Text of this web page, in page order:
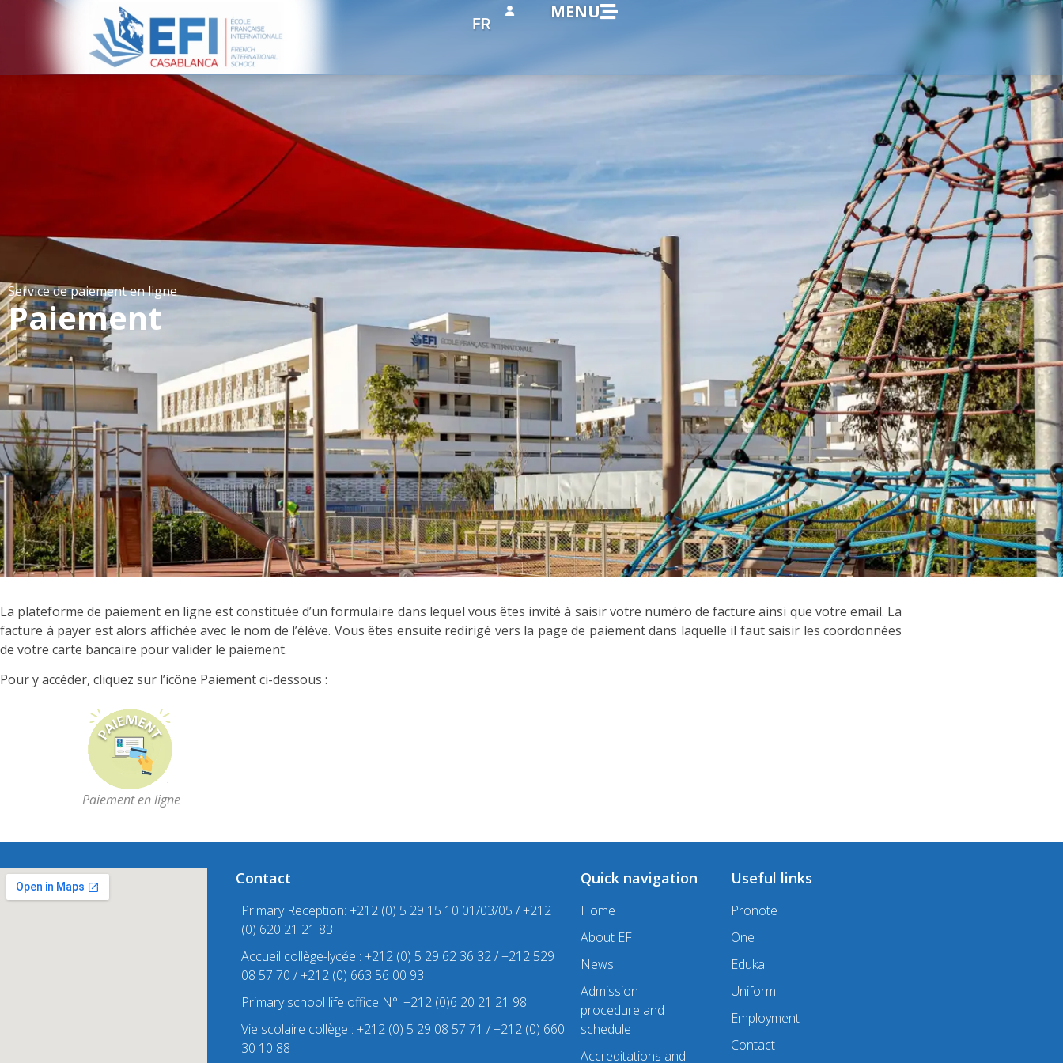
FR
MENU
Service de paiement en ligne
Paiement
La plateforme de paiement en ligne est constituée d’un formulaire dans lequel vous êtes invité à saisir votre numéro de facture ainsi que votre email. La
facture à payer est alors affichée avec le nom de l’élève. Vous êtes ensuite redirigé vers la page de paiement dans laquelle il faut saisir les coordonnées
de votre carte bancaire pour valider le paiement.
Pour y accéder, cliquez sur l’icône Paiement ci-dessous :
Paiement en ligne
Contact
Primary Reception: +212 (0) 5 29 15 10 01/03/05 / +212
(0) 620 21 21 83
Accueil collège-lycée : +212 (0) 5 29 62 36 32 / +212 529
08 57 70 / +212 (0) 663 56 00 93
Primary school life office N°: +212 (0)6 20 21 21 98
Vie scolaire collège : +212 (0) 5 29 08 57 71 / +212 (0) 660
30 10 88
Quick navigation
Home
About EFI
News
Admission
procedure and
schedule
Accreditations and
Useful links
Pronote
One
Eduka
Uniform
Employment
Contact